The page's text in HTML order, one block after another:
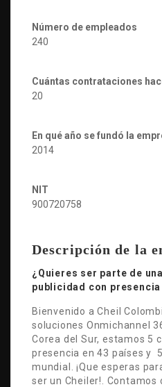
Número de empleados
240
Cuántas contrataciones
20
En qué año se fundó la
2014
NIT
900720758
Descripción de la
¿Quieres ser parte de
publicidad con
Bienvenido a Cheil
soluciones Onmichannel
Corea del Sur, estamos 5
presencia en 43 países y
mundial. ¡Que esperas
ser un Cheiler!. Contamos